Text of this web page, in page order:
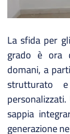
La sfida per
grado è ora
domani, a
strutturato
sappia
generazione